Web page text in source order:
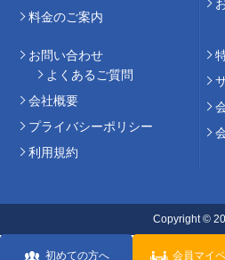
初めての方へ 会員マイ
料⾦のご案内
お問い合わせ
よくあるご質問
会社概要
プライバシーポリシー
利用規約
Copyright ©